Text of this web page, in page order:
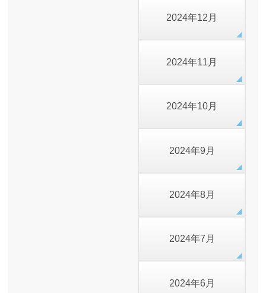
2024年12月
2024年11月
2024年10月
2024年9月
2024年8月
2024年7月
2024年6月